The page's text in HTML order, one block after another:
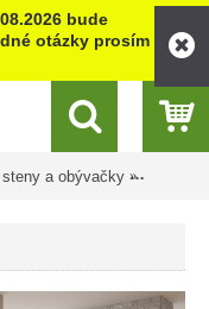
bude
otázky prosím
a obývačky ELIS